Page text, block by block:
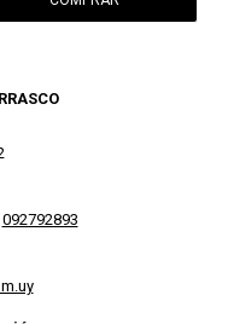
092792893